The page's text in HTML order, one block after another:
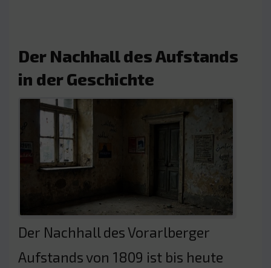
Der Nachhall des Aufstands
in der Geschichte
Der Nachhall des Vorarlberger
Aufstands von 1809 ist bis heute